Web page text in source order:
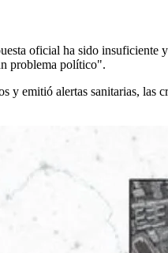
oficial ha sido
problema político".
emitió alertas sanitarias,